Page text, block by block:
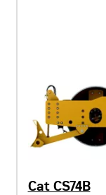
Cat CS74B